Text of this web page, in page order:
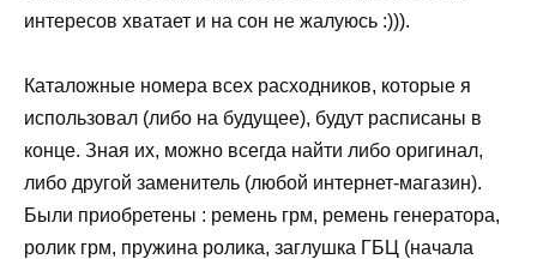
интересов хватает и на сон не жалуюсь :))).
Каталожные номера всех расходников, которые я
использовал (либо на будущее), будут расписаны в
конце. Зная их, можно всегда найти либо оригинал,
либо другой заменитель (любой интернет-магазин).
Были приобретены : ремень грм, ремень генератора,
ролик грм, пружина ролика, заглушка ГБЦ (начала